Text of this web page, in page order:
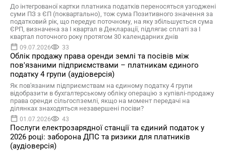
До інтегрованої картки платника податків переносяться узгоджені
суми ПЗ з ЄП (поквартально), тож сума Позитивного значення за
податковий рік, що передує поточному, на яку збільшується сума
ЄРП, визначена за І квартал в Декларації, підлягає сплаті за І
квартал поточного року протягом 30 календарних днів
09.07.2026 33
Облік продажу права оренди землі та посівів між
пов'язаними підприємствами – платникам єдиного
податку 4 групи (аудіоверсія)
Як пов'язаним підприємствам на єдиному податку 4 групи
відобразити в бухгалтерському обліку операцію з купівлі-продажу
права оренди сільгоспземлі, якщо на момент передачі на
ділянках знаходяться незавершені посіви?
01.07.2026 43
Послуги електрозарядної станції та єдиний податок у
2026 році: заборона ДПС та ризики для платників
(аудіоверсія)